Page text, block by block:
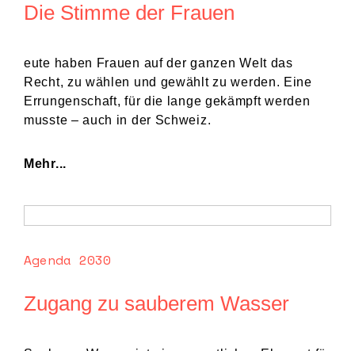
Die Stimme der Frauen
eute haben Frauen auf der ganzen Welt das
Recht, zu wählen und gewählt zu werden. Eine
Errungenschaft, für die lange gekämpft werden
musste – auch in der Schweiz.
Mehr...
Agenda 2030
Zugang zu sauberem Wasser